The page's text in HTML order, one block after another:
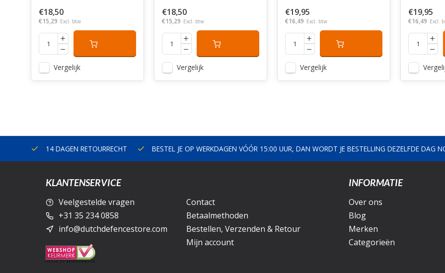
€18,50
€15,29 Excl. btw
Vergelijk
€18,50
€15,29 Excl. btw
Vergelijk
€19,95
€16,49 Excl. btw
Vergelijk
€19,95
€16,49 Excl.
14 DAGEN RETOURRECHT BESTEL JE OP WERKDAGEN VÓÓR 15:00 UUR, DAN WORDT JE BESTELLING DEZELFDE DAG
KLANTENSERVICE
Veelgestelde vragen
+31 35 234 0858
info@dutchdefencestore.com
Contact
Betaalmethoden
Bestellen, Verzenden & Retour
Mijn account
INFORMATIE
Over ons
Blog
Merken
Categorieën